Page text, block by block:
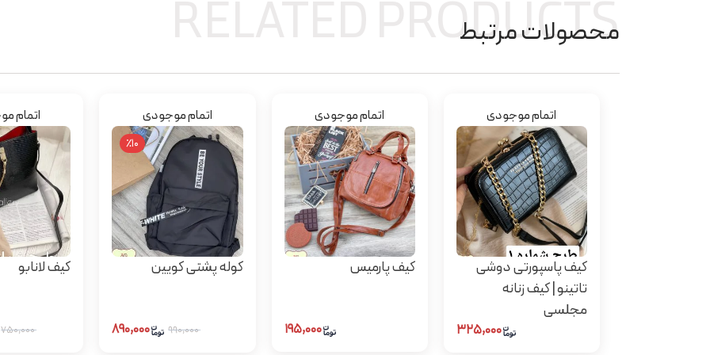
محصولات مرتبط
RELATED PRODUCTS
اتمام موجودی
کیف پاسپورتی دوشی
تاتینو | کیف زنانه
مجلسی
۳۲۵,۰۰۰
اتمام موجودی
کیف پارمیس
۱۹۵,۰۰۰
اتمام موجودی
٪10
کوله پشتی کویین
۹۹۰,۰۰۰ ۸۹۰,۰۰۰
اتمام
کیف لانابو
۷۵۰,۰۰۰